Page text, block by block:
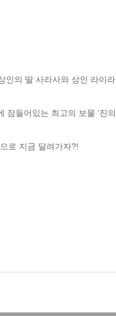
인의 딸 사라사와 상인 라이라.
잠들어있는 최고의 보물 ‘진의
로 지금 달려가자?!